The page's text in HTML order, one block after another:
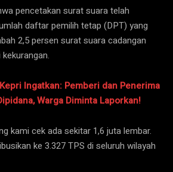
pencetakan surat suara telah
daftar pemilih tetap (DPT) yang
2,5 persen surat suara cadangan
Ingatkan: Pemberi dan Penerima
Warga Diminta Laporkan!
kami cek ada sekitar 1,6 juta lembar.
ke 3.327 TPS di seluruh wilayah